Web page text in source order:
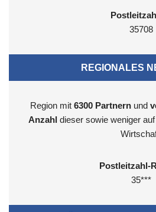
35708
REGIONALES
Region mit 6300 Partnernund
Anzahl dieser sowie weniger
Postleitzahl-
35***